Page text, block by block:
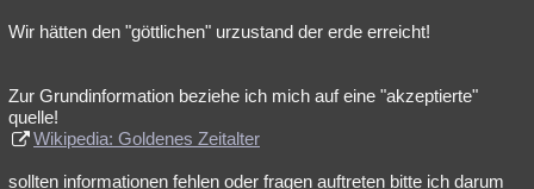
Wir hätten den "göttlichen" urzustand der erde erreicht!
Zur Grundinformation beziehe ich mich auf eine "akzeptierte"
quelle!
Wikipedia: Goldenes Zeitalter
sollten informationen fehlen oder fragen auftreten bitte ich darum